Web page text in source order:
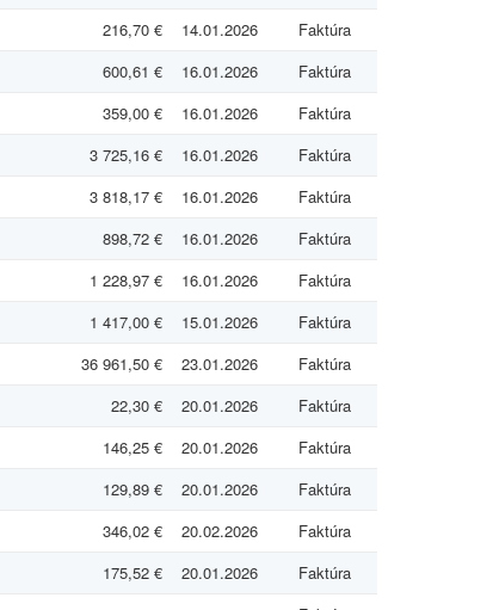
216,70 € 14.01.2026
Faktúra
600,61 € 16.01.2026
Faktúra
359,00 € 16.01.2026
Faktúra
3 725,16 € 16.01.2026
Faktúra
3 818,17 € 16.01.2026
Faktúra
898,72 € 16.01.2026
Faktúra
1 228,97 € 16.01.2026
Faktúra
1 417,00 € 15.01.2026
Faktúra
36 961,50 € 23.01.2026
Faktúra
22,30 € 20.01.2026
Faktúra
146,25 € 20.01.2026
Faktúra
129,89 € 20.01.2026
Faktúra
346,02 € 20.02.2026
Faktúra
175,52 € 20.01.2026
Faktúra